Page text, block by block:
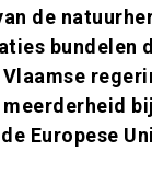
de
bundelen
Vlaamse
Europese